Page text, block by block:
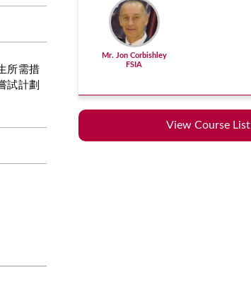
所需措
試計劃
Mr. Jon Corbishley
FSIA
View Course List